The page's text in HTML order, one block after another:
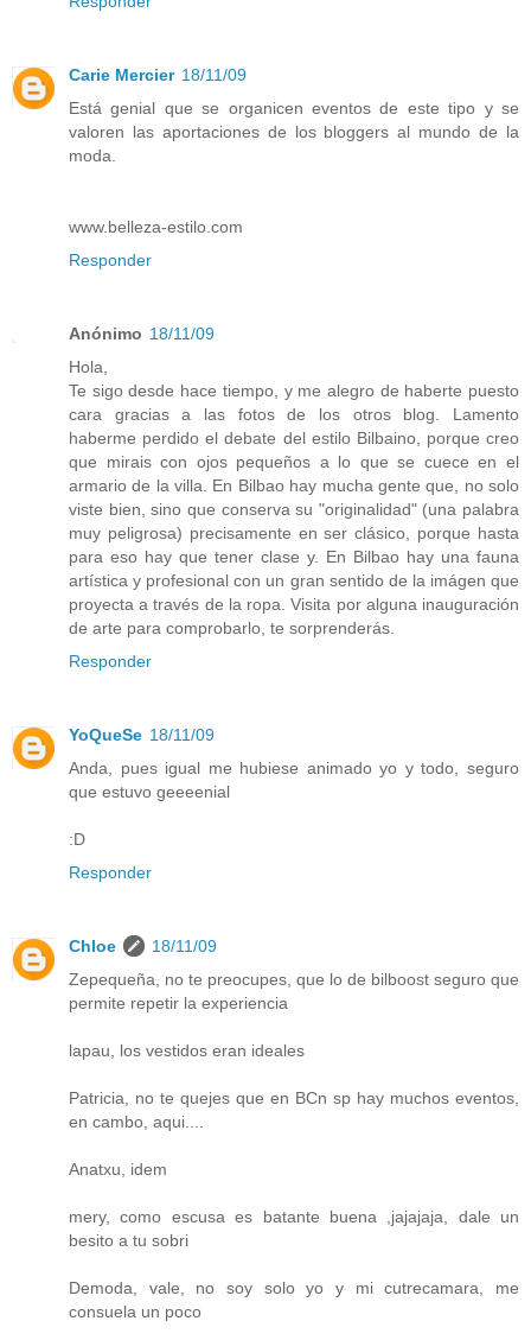
Carie Mercier 18/11/09
Está genial que se organicen eventos de este tipo y se
valoren las aportaciones de los bloggers al mundo de la
moda.
www.belleza-estilo.com
Responder
Anónimo 18/11/09
Hola,
Te sigo desde hace tiempo, y me alegro de haberte puesto
cara gracias a las fotos de los otros blog. Lamento
haberme perdido el debate del estilo Bilbaino, porque creo
que mirais con ojos pequeños a lo que se cuece en el
armario de la villa. En Bilbao hay mucha gente que, no solo
viste bien, sino que conserva su "originalidad" (una palabra
muy peligrosa) precisamente en ser clásico, porque hasta
para eso hay que tener clase y. En Bilbao hay una fauna
artística y profesional con un gran sentido de la imágen que
proyecta a través de la ropa. Visita por alguna inauguración
de arte para comprobarlo, te sorprenderás.
Responder
YoQueSe 18/11/09
Anda, pues igual me hubiese animado yo y todo, seguro
que estuvo geeeenial
:D
Responder
Chloe
18/11/09
Zepequeña, no te preocupes, que lo de bilboost seguro que
permite repetir la experiencia
lapau, los vestidos eran ideales
Patricia, no te quejes que en BCn sp hay muchos eventos,
en cambo, aqui....
Anatxu, idem
mery, como escusa es batante buena ,jajajaja, dale un
besito a tu sobri
Demoda, vale, no soy solo yo y mi cutrecamara, me
consuela un poco